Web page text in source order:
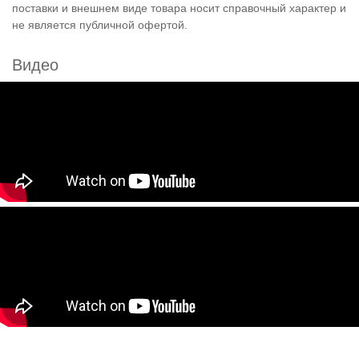
поставки и внешнем виде товара носит справочный характер и
не является публичной офертой.
Видео